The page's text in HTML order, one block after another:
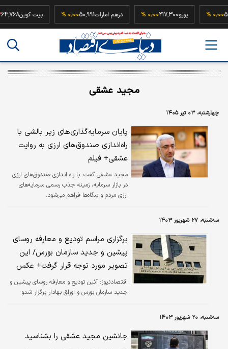
یورو217,300 درهم امارات50,991 بیت کوین
مجید عشقی
چهارشنبه، ۰۳ تیر ۱۴۰۵
پایان سرمایه‌گذاری‌های زیر بالشی با
راه‌اندازی صندوق‌های ارزی به روایت
عشقی+ فیلم
مجید عشقی گفت: با راه اندازی صندوق‌های ارزی
در بازار سرمایه، زمینه جذب رسمی سرمایه‌های
ارزی مردم و بنگاه‌ها فراهم می‌شود.
سه‌شنبه، ۲۷ شهریور ۱۴۰۳
برگزاری مراسم تودیع و معارفه روسای
پیشین و جدید سازمان بورس/ این
تصویر مورد توجه قرار گرفت+ عکس
اقتصادنیوز: آئین تودیع و معارفه روسای پیشین و
جدید سازمان بورس و اوراق بهادار برگزار شدو
سه‌شنبه، ۲۰ شهریور ۱۴۰۳
جانشین مجید عشقی را بشناسید